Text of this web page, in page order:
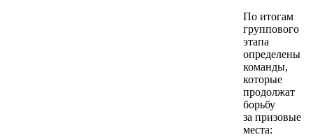
По итогам
группового
этапа
определены
команды,
которые
продолжат
борьбу
за призовые
места: